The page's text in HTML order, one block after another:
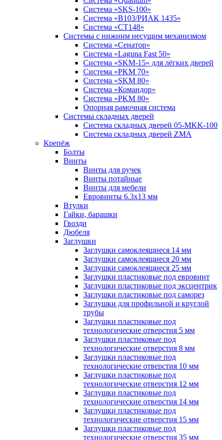
Система «SKS-100»
Система «B103/РИАК 1435»
Система «СТ148»
Системы с нижним несущим механизмом
Система «Сенатор»
Система «Laguna Fast 50»
Система «SKM-15» для лёгких дверей
Система «PKM 70»
Система «SKM 80»
Система «Командор»
Система «PKM 80»
Опорная рамочная система
Системы складных дверей
Система складных дверей 05-MKK-100
Система складных дверей ZMA
Крепёж
Болты
Винты
Винты для ручек
Винты потайные
Винты для мебели
Евровинты 6.3х13 мм
Втулки
Гайки, барашки
Гвозди
Дюбеля
Заглушки
Заглушки самоклеящиеся 14 мм
Заглушки самоклеящиеся 20 мм
Заглушки самоклеящиеся 25 мм
Заглушки пластиковые под евровинт
Заглушки пластиковые под эксцентрик
Заглушки пластиковые под саморез
Заглушки для профильной и круглой
трубы
Заглушки пластиковые под
технологические отверстия 5 мм
Заглушки пластиковые под
технологические отверстия 8 мм
Заглушки пластиковые под
технологические отверстия 10 мм
Заглушки пластиковые под
технологические отверстия 12 мм
Заглушки пластиковые под
технологические отверстия 14 мм
Заглушки пластиковые под
технологические отверстия 15 мм
Заглушки пластиковые под
технологические отверстия 35 мм